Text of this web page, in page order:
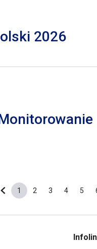
2026
Poprzednia strona
Bieżąca strona
1
Strona
2
Strona
3
Strona
4 5